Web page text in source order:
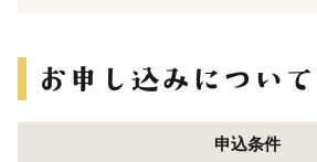
申込条件